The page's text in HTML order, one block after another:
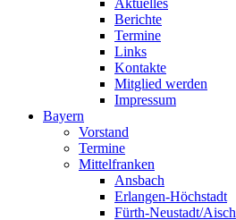
Aktuelles
Berichte
Termine
Links
Kontakte
Mitglied werden
Impressum
Bayern
Vorstand
Termine
Mittelfranken
Ansbach
Erlangen-Höchstadt
Fürth-Neustadt/Aisch